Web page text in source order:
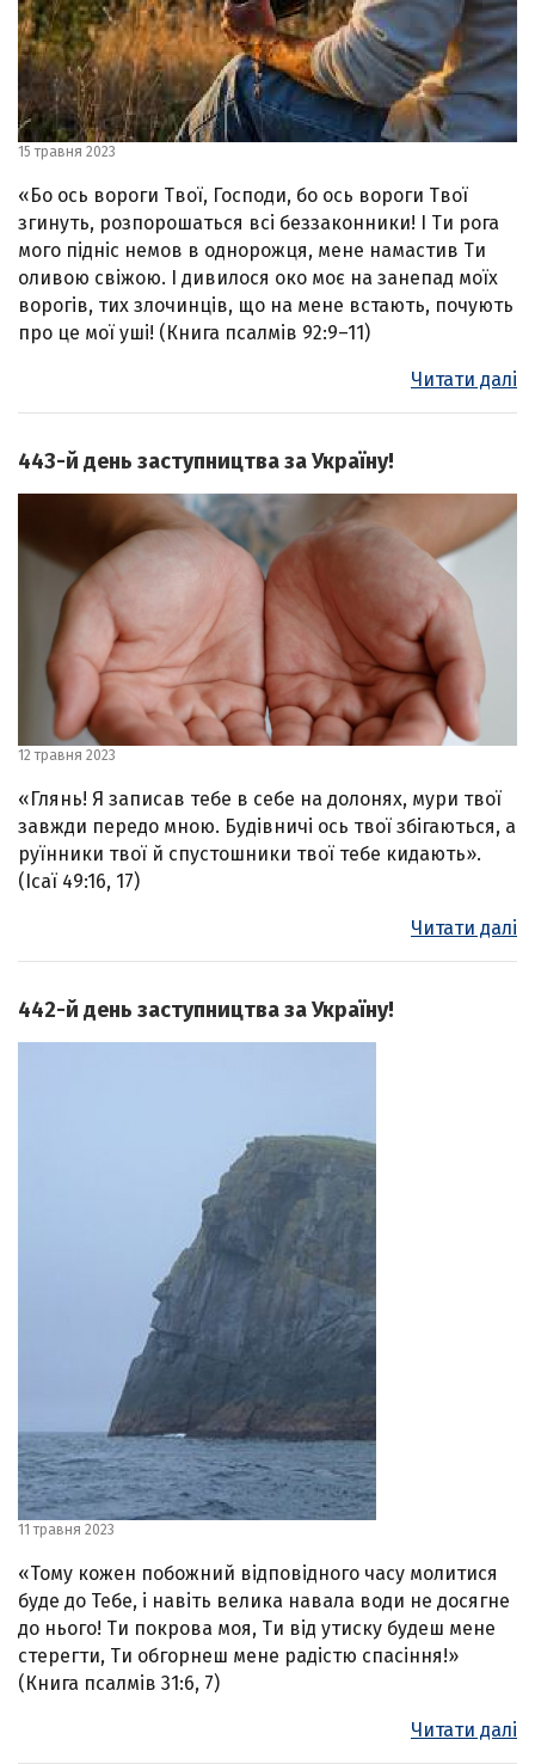
15 травня 2023
«Бо ось вороги Твої, Господи, бо ось вороги Твої
згинуть, розпорошаться всі беззаконники! І Ти рога
мого підніс немов в однорожця, мене намастив Ти
оливою свіжою. І дивилося око моє на занепад моїх
ворогів, тих злочинців, що на мене встають, почують
про це мої уші! (Книга псалмів 92:9–11)
Читати далі
443-й день заступництва за Україну!
12 травня 2023
«Глянь! Я записав тебе в себе на долонях, мури твої
завжди передо мною. Будівничі ось твої збігаються, а
руїнники твої й спустошники твої тебе кидають».
(Ісаї 49:16, 17)
Читати далі
442-й день заступництва за Україну!
11 травня 2023
«Тому кожен побожний відповідного часу молитися
буде до Тебе, і навіть велика навала води не досягне
до нього! Ти покрова моя, Ти від утиску будеш мене
стерегти, Ти обгорнеш мене радістю спасіння!»
(Книга псалмів 31:6, 7)
Читати далі